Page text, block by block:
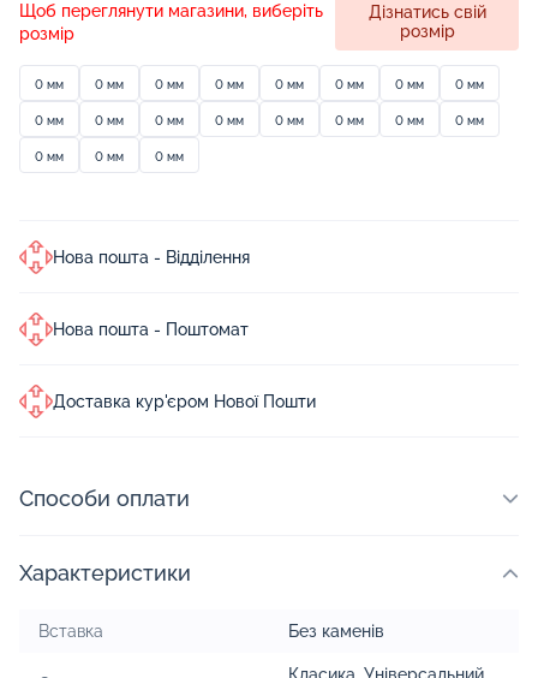
Щоб переглянути магазини, виберіть
розмір
Дізнатись свій
розмір
0 мм 0 мм 0 мм 0 мм 0 мм 0 мм 0 мм 0 мм
0 мм 0 мм 0 мм 0 мм 0 мм 0 мм 0 мм 0 мм
0 мм 0 мм 0 мм
Нова пошта - Відділення
Нова пошта - Поштомат
Доставка кур'єром Нової Пошти
Способи оплати
Характеристики
Вставка Без каменів